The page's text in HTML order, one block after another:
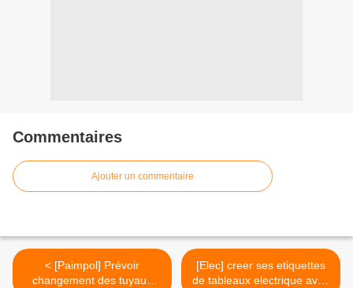
Commentaires
Ajouter un commentaire
< [Paimpol] Prévoir
changement des tuyaux
[Elec] creer ses etiquettes
de tableaux electrique avec